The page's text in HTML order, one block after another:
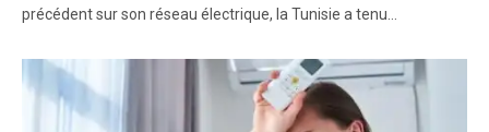
précédent sur son réseau électrique, la Tunisie a tenu…